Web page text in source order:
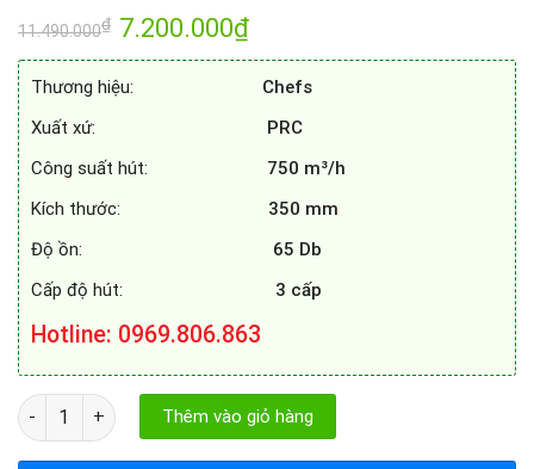
11.490.000₫ Giá
gốc
là:
7.200.000₫Giá
tại
7.200.000₫.
Thương hiệu: Chefs
Xuất xứ:
PRC
Công suất hút:
750 m³/h
Kích thước:
350 mm
Độ ồn: 65 Db
Cấp độ hút: 3 cấp
Hotline: 0969.806.863
MÁY HÚT MÙI ĐẢO CHEFS EH - R822E3 số lượng
Thêm vào giỏ hàng